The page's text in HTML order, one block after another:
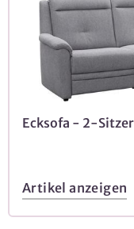
Ecksofa - 2-
Artikel anzeigen